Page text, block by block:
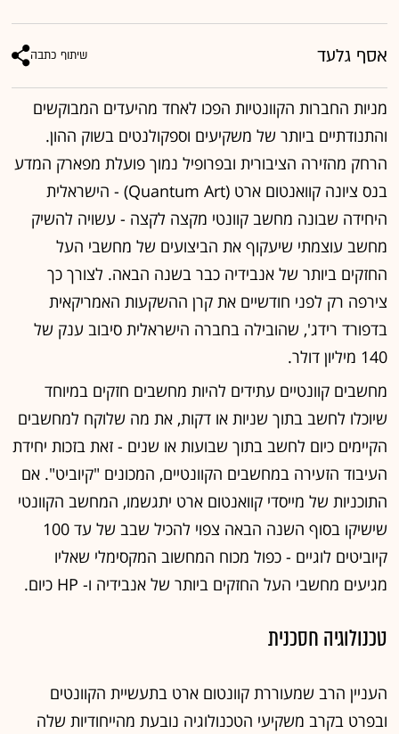
אסף גלעד שיתוף כתבה
מניות החברות הקוונטיות הפכו לאחד מהיעדים המבוקשים
והתנודתיים ביותר של משקיעים וספקולנטים בשוק ההון.
הרחק מהזירה הציבורית ובפרופיל נמוך פועלת מפארק המדע
בנס ציונה קוואנטום ארט (Quantum Art) - הישראלית
היחידה שבונה מחשב קוונטי מקצה לקצה - עשויה להשיק
מחשב עוצמתי שיעקוף את הביצועים של מחשבי העל
החזקים ביותר של אנבידיה כבר בשנה הבאה. לצורך כך
צירפה רק לפני חודשיים את קרן ההשקעות האמריקאית
בדפורד רידג', שהובילה בחברה הישראלית סיבוב ענק של
140 מיליון דולר.
מחשבים קוונטיים עתידים להיות מחשבים חזקים במיוחד
שיוכלו לחשב בתוך שניות או דקות, את מה שלוקח למחשבים
הקיימים כיום לחשב בתוך שבועות או שנים - זאת בזכות יחידת
העיבוד הזעירה במחשבים הקוונטיים, המכונים "קיוביט". אם
התוכניות של מייסדי קוואנטום ארט יתגשמו, המחשב הקוונטי
שישיקו בסוף השנה הבאה צפוי להכיל שבב של עד 100
קיוביטים לוגיים - כפול מכוח המחשוב המקסימלי שאליו
מגיעים מחשבי העל החזקים ביותר של אנבידיה ו- HP כיום.
טכנולוגיה חסכנית
העניין הרב שמעוררת קוונטום ארט בתעשיית הקוונטים
ובפרט בקרב משקיעי הטכנולוגיה נובעת מהייחודיות שלה